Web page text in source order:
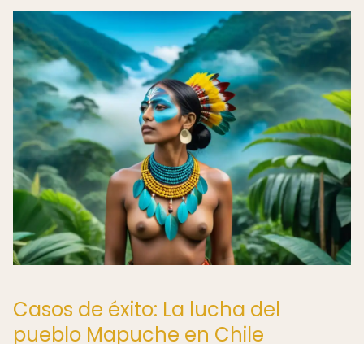
Casos de éxito: La lucha del
pueblo Mapuche en Chile